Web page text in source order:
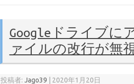
o
k
Googleドライブに
ァイルの改行が無
投稿者:Jago39 2020年1月20日